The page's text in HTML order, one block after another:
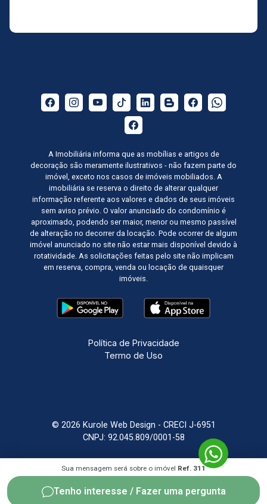
Sua mensagem será sobre o imóvel Ref. 311
Tenho interesse / Fazer uma pergunta
A Imobiliária informa que as mobílias e artigos de
decoração são meramente ilustrativos - não fazem parte do
imóvel, exceto nos casos de imóveis mobiliados. A
imobiliária se reserva o direito de alterar qualquer
informação referente aos valores e dados de seus imóveis
sem aviso prévio. O valor anunciado do condomínio é
aproximado, podendo ser maior, menor ou mesmo passível
de alteração no decorrer da locação. Pode ocorrer de algum
imóvel anunciado no site não estar mais disponível devido à
rotatividade. As solicitações feitas pelo site não implicam
em reserva, compra, venda ou locação de quaisquer
imóveis.
Política de Privacidade
Termo de Uso
© 2026 Kurole Web Design - CRECI J-6951
CNPJ: 92.045.809/0001-58
KUROLE